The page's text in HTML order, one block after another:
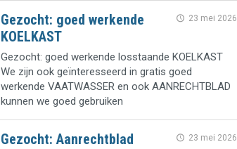
23 mei 2026
Gezocht: goed werkende
KOELKAST
Gezocht: goed werkende losstaande KOELKAST
We zijn ook geïnteresseerd in gratis goed
werkende VAATWASSER en ook AANRECHTBLAD
kunnen we goed gebruiken
23 mei 2026
Gezocht: Aanrechtblad